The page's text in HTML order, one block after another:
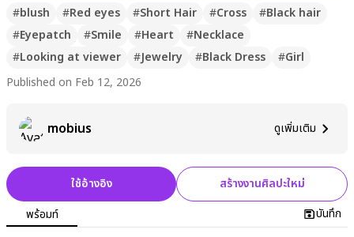
#blush #Red eyes #Short Hair #Cross #Black hair
#Eyepatch #Smile #Heart #Necklace
#Looking at viewer #Jewelry #Black Dress #Girl
Published on Feb 12, 2026
mobius ดูเพิ่มเติม
ใช้อ้างอิง
สร้างงานศิลปะใหม่
พร้อมท์
บันทึก